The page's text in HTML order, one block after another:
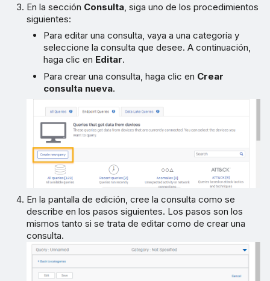
En la sección Consulta , siga uno de los procedimientos
siguientes:
Para editar una consulta, vaya a una categoría y
seleccione la consulta que desee. A continuación,
haga clic en Editar.
Para crear una consulta, haga clic en Crear
consulta nueva.
En la pantalla de edición, cree la consulta como se
describe en los pasos siguientes. Los pasos son los
mismos tanto si se trata de editar como de crear una
consulta.